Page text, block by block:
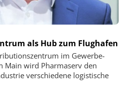
als Hub zum Flughafen
im Gewerbe-
Main wird Pharmaserv den
verschiedene logistische